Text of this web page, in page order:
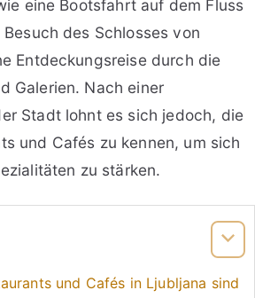
eine Bootsfahrt auf dem Fluss
des Schlosses von
Entdeckungsreise durch die
Galerien. Nach einer
Stadt lohnt es sich jedoch, die
und Cafés zu kennen, um sich
zu stärken.
und Cafés in Ljubljana sind